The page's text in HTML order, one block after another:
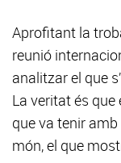
Aprofitant la
reunió
analitzar el que
La veritat és
que va tenir
món, el que